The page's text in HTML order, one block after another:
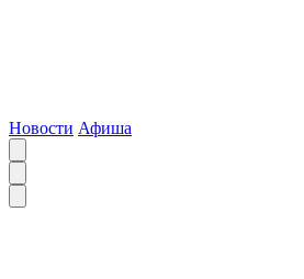
Новости Афиша